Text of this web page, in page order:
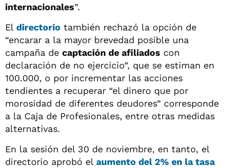
internacionales”.
El directorio también rechazó la opción de
“encarar a la mayor brevedad posible una
campaña de captación de afiliados con
declaración de no ejercicio”, que se estiman en
100.000, o por incrementar las acciones
tendientes a recuperar “el dinero que por
morosidad de diferentes deudores” corresponde
a la Caja de Profesionales, entre otras medidas
alternativas.
En la sesión del 30 de noviembre, en tanto, el
directorio aprobó el aumento del 2% en latasa